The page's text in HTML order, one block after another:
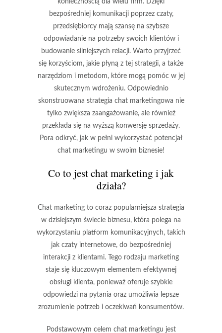
koniecznością dla wielu firm. Dzięki
bezpośredniej komunikacji poprzez czaty,
przedsiębiorcy mają szansę na szybsze
odpowiadanie na potrzeby swoich klientów i
budowanie silniejszych relacji. Warto przyjrzeć
się korzyściom, jakie płyną z tej strategii, a także
narzędziom i metodom, które mogą pomóc w jej
skutecznym wdrożeniu. Odpowiednio
skonstruowana strategia chat marketingowa nie
tylko zwiększa zaangażowanie, ale również
przekłada się na wyższą konwersję sprzedaży.
Pora odkryć, jak w pełni wykorzystać potencjał
chat marketingu w swoim biznesie!
Co to jest chat marketing i jak
działa?
Chat marketing to coraz popularniejsza strategia
w dzisiejszym świecie biznesu, która polega na
wykorzystaniu platform komunikacyjnych, takich
jak czaty internetowe, do bezpośredniej
interakcji z klientami. Tego rodzaju marketing
staje się kluczowym elementem efektywnej
obsługi klienta, ponieważ oferuje szybkie
odpowiedzi na pytania oraz umożliwia lepsze
zrozumienie potrzeb i oczekiwań konsumentów.
Podstawowym celem chat marketingu jest